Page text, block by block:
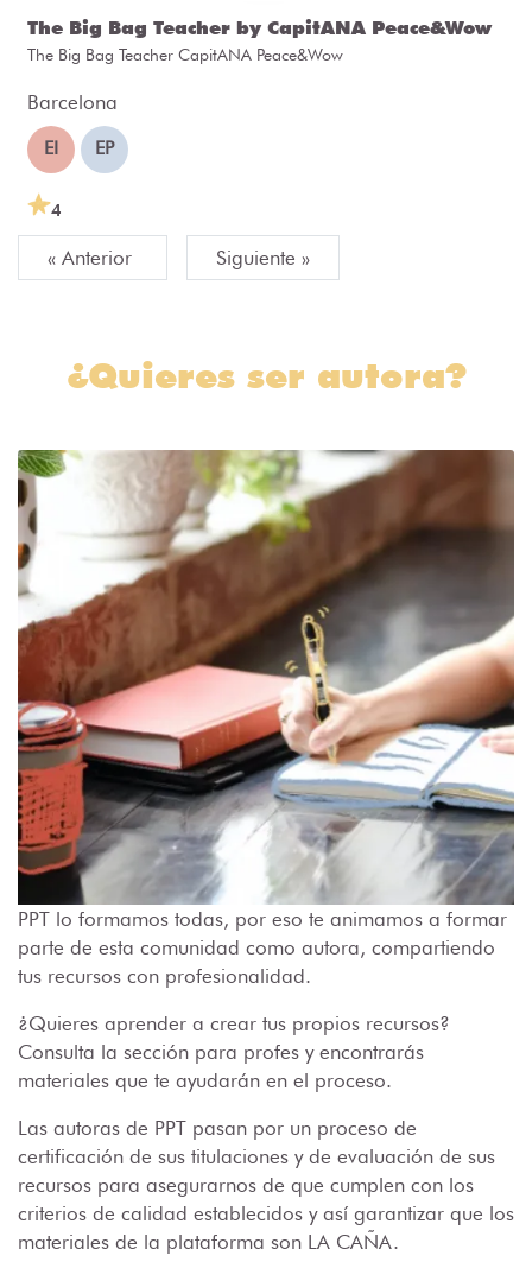
The Big Bag Teacher by CapitANA Peace&Wow
The Big Bag Teacher CapitANA Peace&Wow
Barcelona
EI EP
4
« Anterior Siguiente »
¿Quieres ser autora?
PPT lo formamos todas, por eso te animamos a formar
parte de esta comunidad como autora, compartiendo
tus recursos con profesionalidad.
¿Quieres aprender a crear tus propios recursos?
Consulta la sección para profes y encontrarás
materiales que te ayudarán en el proceso.
Las autoras de PPT pasan por un proceso de
certificación de sus titulaciones y de evaluación de sus
recursos para asegurarnos de que cumplen con los
criterios de calidad establecidos y así garantizar que los
materiales de la plataforma son LA CAÑA.